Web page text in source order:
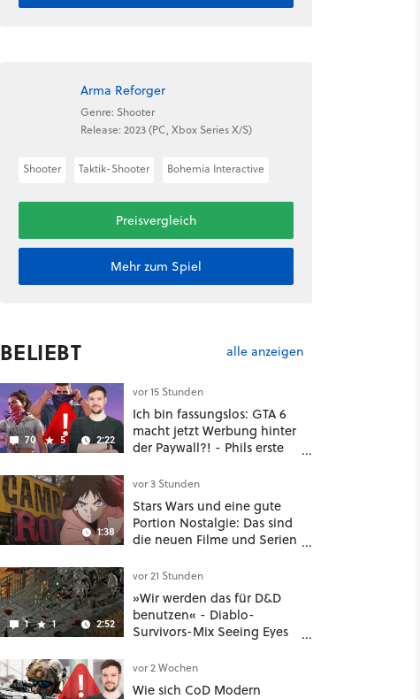
Arma Reforger
Genre: Shooter
Release: 2023 (PC, Xbox Series X/S)
Shooter Taktik-Shooter Bohemia Interactive
Preisvergleich
Mehr zum Spiel
BELIEBT alle anzeigen
70 5 2:22
vor 15 Stunden
Ich bin fassungslos: GTA 6
macht jetzt Werbung hinter
der Paywall?! - Phils erste
Deal
1:38
vor 3 Stunden
Stars Wars und eine gute
Portion Nostalgie: Das sind
die neuen Filme und Serien
1 1 2:52
vor 21 Stunden
»Wir werden das für D&D
benutzen« - Diablo-
Survivors-Mix Seeing Eyes
nützliches Map-Tool
vor 2 Wochen
Wie sich CoD Modern